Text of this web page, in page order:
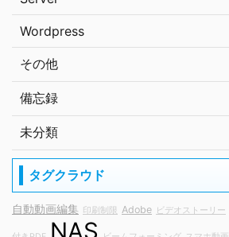
Wordpress
その他
備忘録
未分類
タグクラウド
自動動画編集 印刷制限 Adobe ビデオストーリー
NAS